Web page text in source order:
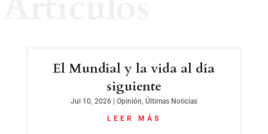
El Mundial y la vida al día
siguiente
Jul 10, 2026| Opinión Últimas Noticias
LEER MÁS